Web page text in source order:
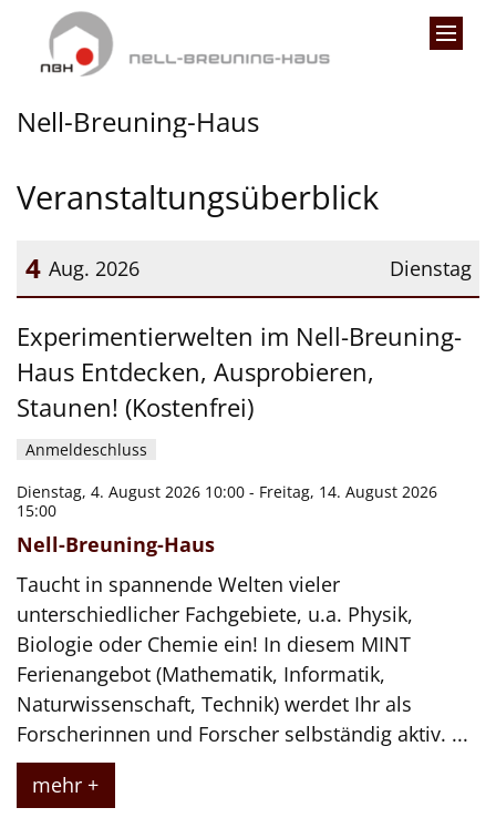
Zum Inhalt springen
Nell-Breuning-Haus
Veranstaltungsüberblick
Dienstag
4 Aug. 2026
Experimentierwelten im Nell-Breuning-
Haus Entdecken, Ausprobieren,
Staunen! (Kostenfrei)
Anmeldeschluss
Dienstag, 4. August 2026 10:00 - Freitag, 14. August 2026
15:00
Nell-Breuning-Haus
Taucht in spannende Welten vieler
unterschiedlicher Fachgebiete, u.a. Physik,
Biologie oder Chemie ein! In diesem MINT
Ferienangebot (Mathematik, Informatik,
Naturwissenschaft, Technik) werdet Ihr als
Forscherinnen und Forscher selbständig aktiv. ...
mehr +